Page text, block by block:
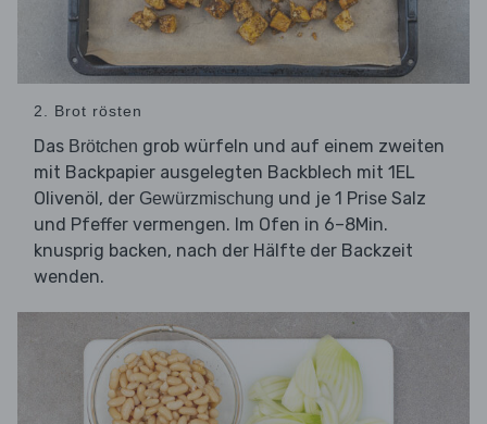
2. Brot rösten
Das Brötchen grob würfeln und auf einem zweiten
mit Backpapier ausgelegten Backblech mit 1EL
Olivenöl, der Gewürzmischung und je 1 Prise Salz
und Pfeffer vermengen. Im Ofen in 6–8Min.
knusprig backen, nach der Hälfte der Backzeit
wenden.